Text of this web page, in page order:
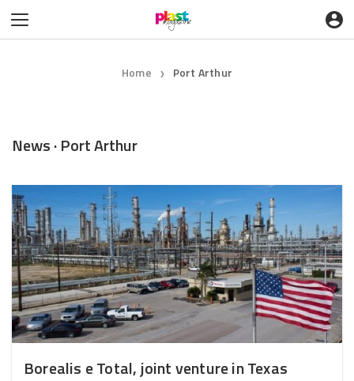
Home ❯ Port Arthur
News · Port Arthur
Borealis e Total, joint venture in Texas